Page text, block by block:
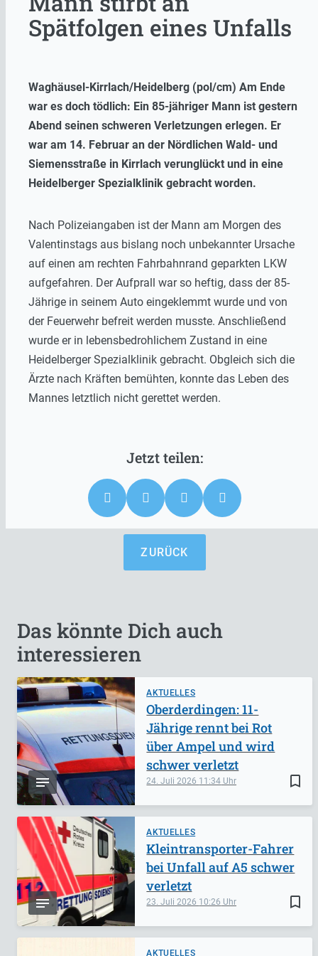
Spätfolgen eines Unfalls
Waghäusel-Kirrlach/Heidelberg (pol/cm) Am Ende
war es doch tödlich: Ein 85-jähriger Mann ist gestern
Abend seinen schweren Verletzungen erlegen. Er
war am 14. Februar an der Nördlichen Wald- und
Siemensstraße in Kirrlach verunglückt und in eine
Heidelberger Spezialklinik gebracht worden.
Nach Polizeiangaben ist der Mann am Morgen des
Valentinstags aus bislang noch unbekannter Ursache
auf einen am rechten Fahrbahnrand geparkten LKW
aufgefahren. Der Aufprall war so heftig, dass der 85-
Jährige in seinem Auto eingeklemmt wurde und von
der Feuerwehr befreit werden musste. Anschließend
wurde er in lebensbedrohlichem Zustand in eine
Heidelberger Spezialklinik gebracht. Obgleich sich die
Ärzte nach Kräften bemühten, konnte das Leben des
Mannes letztlich nicht gerettet werden.
ZURÜCK
Das könnte Dich auch
interessieren
AKTUELLES
bookmark_border
24. Juli 2026 11:34
Oberderdingen: 11-
Jährige rennt bei Rot
über Ampel und wird
schwer verletzt
AKTUELLES
bookmark_border
23. Juli 2026 10:26
Kleintransporter-Fahrer
bei Unfall auf A5 schwer
verletzt
AKTUELLES